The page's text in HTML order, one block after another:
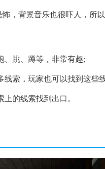
，背景音乐也很吓人，所
、跳、蹲等，非常有趣;
线索，玩家也可以找到这些
的线索找到出口。